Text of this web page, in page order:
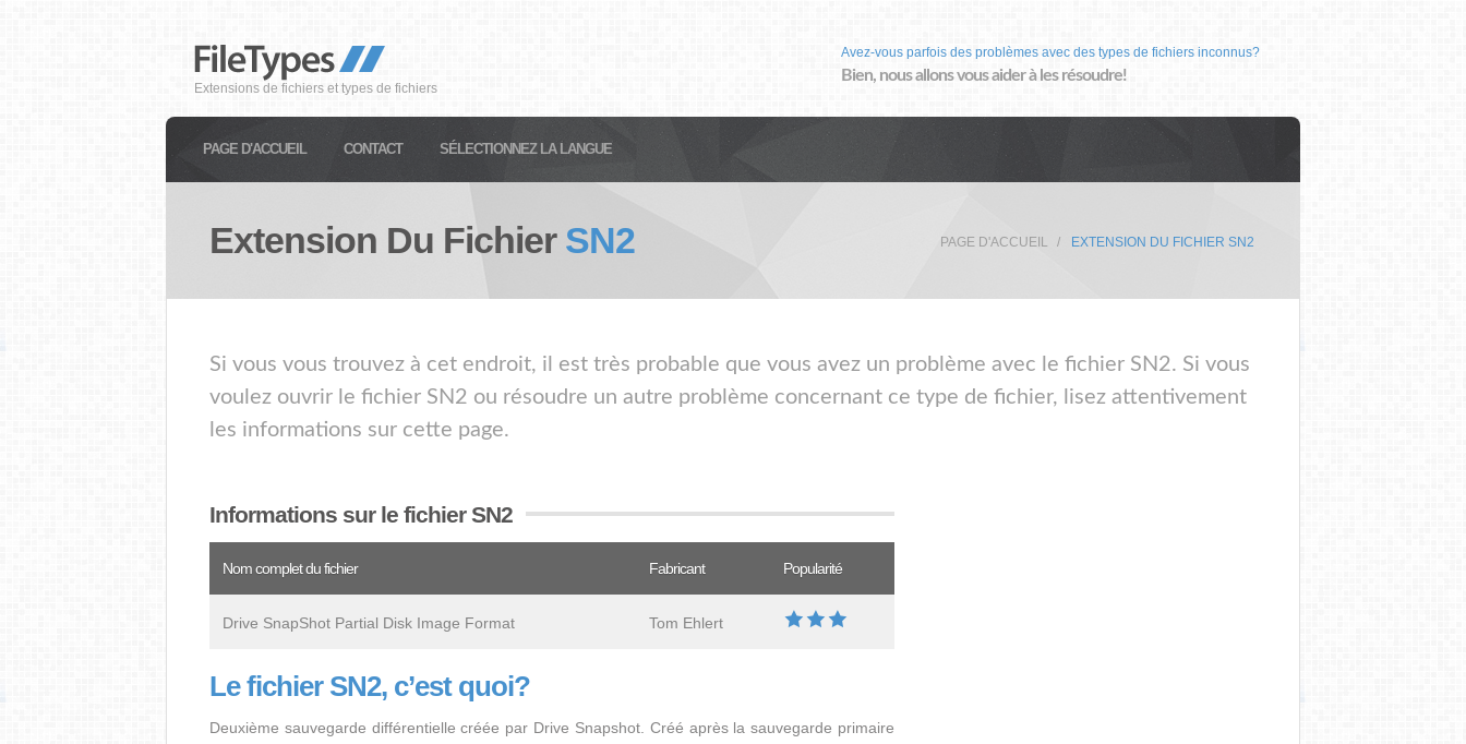
Extensions de fichiers et types de fichiers
Avez-vous parfois des problèmes avec des types de fichiers inconnus?
Bien, nous allons vous aider à les résoudre!
PAGE D'ACCUEIL CONTACT SÉLECTIONNEZ LA LANGUE
Extension Du Fichier SN2 PAGE D'ACCUEIL EXTENSION DU FICHIER SN2
Si vous vous trouvez à cet endroit, il est très probable que vous avez un problème avec le fichier SN2. Si vous
voulez ouvrir le fichier SN2 ou résoudre un autre problème concernant ce type de fichier, lisez attentivement
les informations sur cette page.
Informations sur le fichier SN2
Nom complet du fichier Fabricant Popularité
Drive SnapShot Partial Disk Image Format Tom Ehlert
Le fichier SN2, c’est quoi?
Deuxième sauvegarde différentielle créée par Drive Snapshot. Créé après la sauvegarde primaire